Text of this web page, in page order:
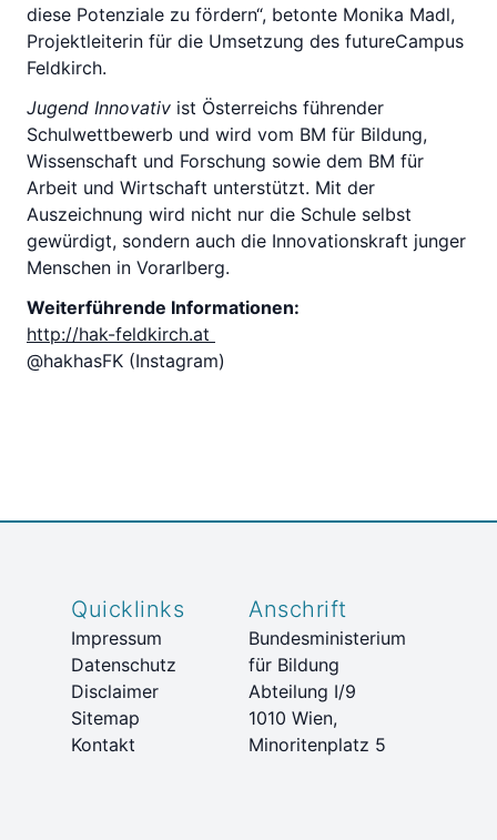
diese Potenziale zu fördern“, betonte Monika Madl,
Projektleiterin für die Umsetzung des futureCampus
Feldkirch.
Jugend Innovativ ist Österreichs führender
Schulwettbewerb und wird vom BM für Bildung,
Wissenschaft und Forschung sowie dem BM für
Arbeit und Wirtschaft unterstützt. Mit der
Auszeichnung wird nicht nur die Schule selbst
gewürdigt, sondern auch die Innovationskraft junger
Menschen in Vorarlberg.
Weiterführende Informationen:
http://hak-feldkirch.at
@hakhasFK (Instagram)
Quicklinks
Impressum
Datenschutz
Disclaimer
Sitemap
Kontakt
Anschrift
Bundesministerium
für Bildung
Abteilung I/9
1010 Wien,
Minoritenplatz 5